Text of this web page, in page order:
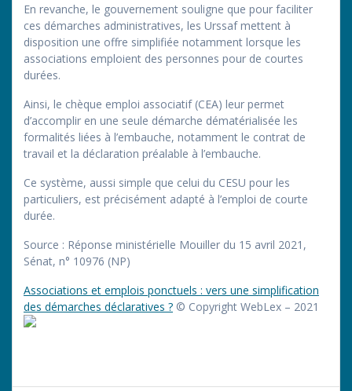
En revanche, le gouvernement souligne que pour faciliter
ces démarches administratives, les Urssaf mettent à
disposition une offre simplifiée notamment lorsque les
associations emploient des personnes pour de courtes
durées.
Ainsi, le chèque emploi associatif (CEA) leur permet
d’accomplir en une seule démarche dématérialisée les
formalités liées à l’embauche, notamment le contrat de
travail et la déclaration préalable à l’embauche.
Ce système, aussi simple que celui du CESU pour les
particuliers, est précisément adapté à l’emploi de courte
durée.
Source : Réponse ministérielle Mouiller du 15 avril 2021,
Sénat, n° 10976 (NP)
Associations et emplois ponctuels : vers une simplification
des démarches déclaratives ? © Copyright WebLex – 2021